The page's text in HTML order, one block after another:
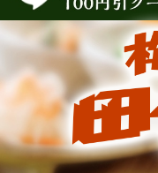
梅酒の商品一覧
梅製品・その
メニュー
トップページ